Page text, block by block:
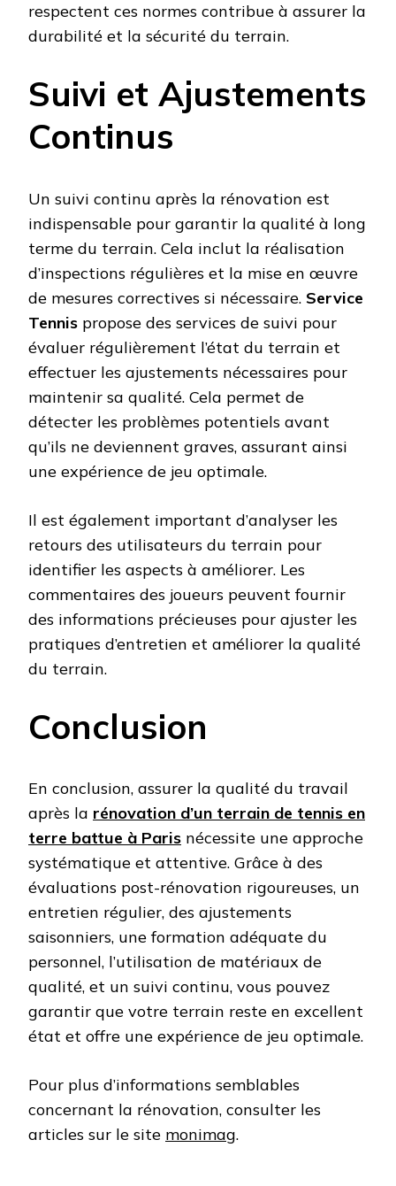
respectent ces normes contribue à assurer la
durabilité et la sécurité du terrain.
Suivi et Ajustements
Continus
Un suivi continu après la rénovation est
indispensable pour garantir la qualité à long
terme du terrain. Cela inclut la réalisation
d’inspections régulières et la mise en œuvre
de mesures correctives si nécessaire. Service
Tennis propose des services de suivi pour
évaluer régulièrement l’état du terrain et
effectuer les ajustements nécessaires pour
maintenir sa qualité. Cela permet de
détecter les problèmes potentiels avant
qu’ils ne deviennent graves, assurant ainsi
une expérience de jeu optimale.
Il est également important d’analyser les
retours des utilisateurs du terrain pour
identifier les aspects à améliorer. Les
commentaires des joueurs peuvent fournir
des informations précieuses pour ajuster les
pratiques d’entretien et améliorer la qualité
du terrain.
Conclusion
En conclusion, assurer la qualité du travail
après la rénovation d’un terrain de tennis en
terre battue à Paris nécessite une approche
systématique et attentive. Grâce à des
évaluations post-rénovation rigoureuses, un
entretien régulier, des ajustements
saisonniers, une formation adéquate du
personnel, l’utilisation de matériaux de
qualité, et un suivi continu, vous pouvez
garantir que votre terrain reste en excellent
état et offre une expérience de jeu optimale.
Pour plus d’informations semblables
concernant la rénovation, consulter les
articles sur le site monimag.